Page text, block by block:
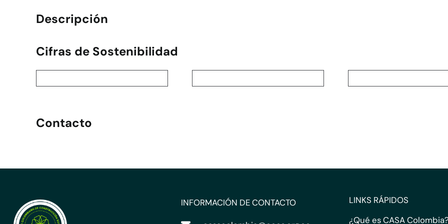
Descripción
Cifras de Sostenibilidad
Contacto
INFORMACIÓN DE CONTACTO
LINKS RÁPIDOS
¿Qué es CASA